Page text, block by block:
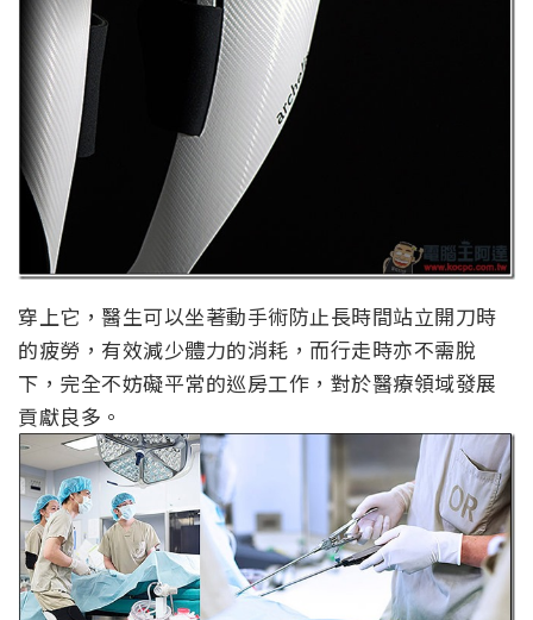
穿上它，醫生可以坐著動手術防止長時間站立開刀時
的疲勞，有效減少體力的消耗，而行走時亦不需脫
下，完全不妨礙平常的巡房工作，對於醫療領域發展
貢獻良多。